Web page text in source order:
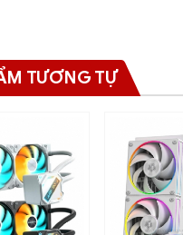
Radiator –
dòng A13-240 radiator
và giữ nhiệt độ CPU ổn
TƯƠNG TỰ